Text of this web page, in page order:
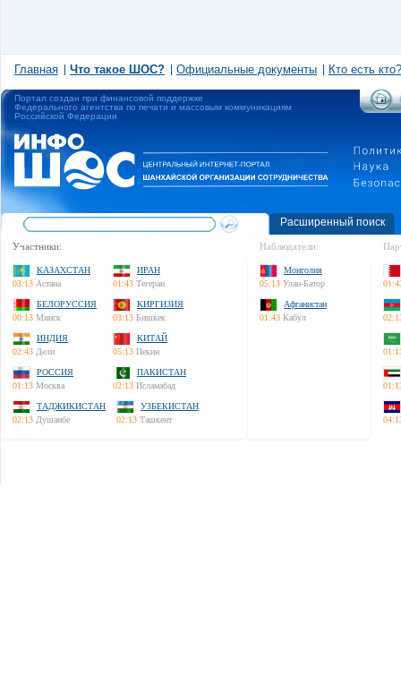
Главная Что такое ШОС? Официальные документы Кто есть кто?
Портал создан при финансовой поддержке
Федерального агентства по печати и массовым коммуникациям
Российской Федерации
Расширенный поиск
Участники:
КАЗАХСТАН
03:13 Астана
ИРАН
01:43 Тегеран
БЕЛОРУССИЯ
00:13 Минск
КИРГИЗИЯ
03:13 Бишкек
ИНДИЯ
02:43 Дели
КИТАЙ
05:13 Пекин
РОССИЯ
01:13 Москва
ПАКИСТАН
02:13 Исламабад
ТАДЖИКИСТАН
02:13 Душанбе
УЗБЕКИСТАН
02:13 Ташкент
Наблюдатели:
Монголия
05:13 Улан-Батор
Афганистан
01:43 Кабул